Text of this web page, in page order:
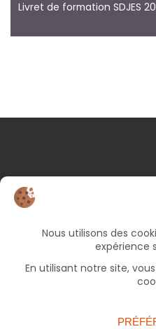
Livret de formation SDJES
NOS COORDONNÉES
82000 Montauban
05 63 66 49 06
Bureaux ouverts le lundi
mercredi et vendredi de